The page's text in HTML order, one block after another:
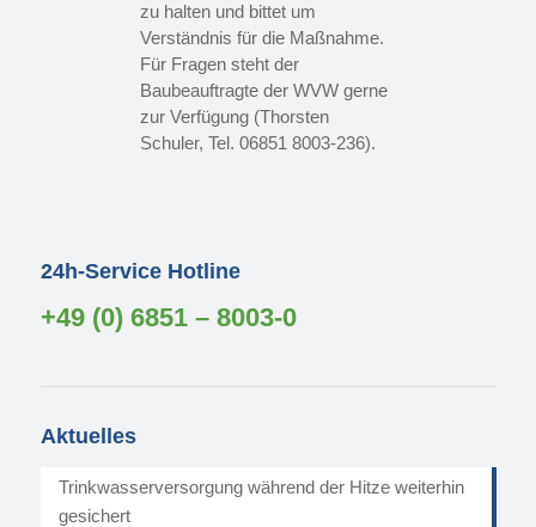
zu halten und bittet um
Verständnis für die Maßnahme.
Für Fragen steht der
Baubeauftragte der WVW gerne
zur Verfügung (Thorsten
Schuler, Tel. 06851 8003-236).
24h-Service Hotline
+49 (0) 6851 – 8003-0
Aktuelles
Trinkwasserversorgung während der Hitze weiterhin
gesichert